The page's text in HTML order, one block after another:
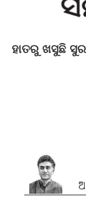
ହାତରୁ ଖସୁଛି